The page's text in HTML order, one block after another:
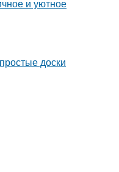
и уютное
доски